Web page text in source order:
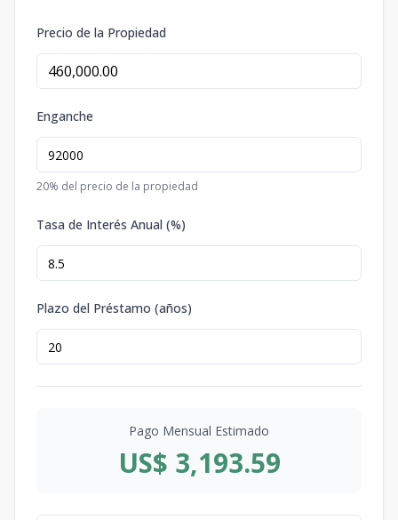
Precio de la Propiedad
Enganche
20% del precio de la propiedad
Tasa de Interés Anual (%)
Plazo del Préstamo (años)
Pago Mensual Estimado
US$ 3,193.59